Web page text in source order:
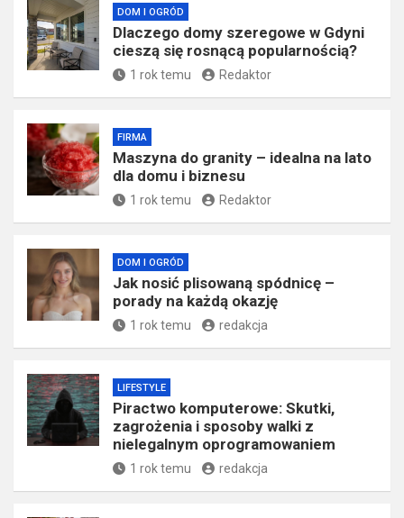
DOM I OGRÓD
Dlaczego domy szeregowe w Gdyni
cieszą się rosnącą popularnością?
1 rok temu Redaktor
FIRMA
​Maszyna do granity – idealna na lato
dla domu i biznesu
1 rok temu Redaktor
DOM I OGRÓD
Jak nosić plisowaną spódnicę –
porady na każdą okazję
1 rok temu redakcja
LIFESTYLE
Piractwo komputerowe: Skutki,
zagrożenia i sposoby walki z
nielegalnym oprogramowaniem
1 rok temu redakcja